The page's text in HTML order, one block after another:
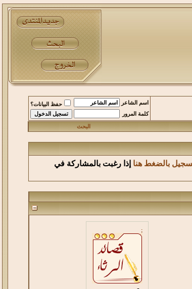
اسم الشاعر
حفظ البيانات؟
كلمة المرور
البحث
بالضغط هنا إذا رغبت بالمشاركة في
;